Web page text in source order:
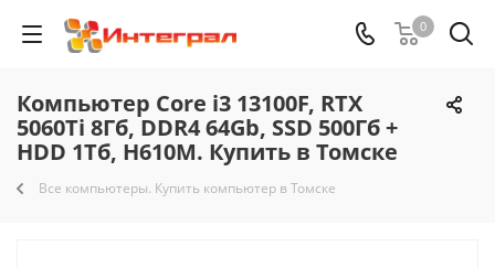
0
Компьютер Core i3 13100F, RTX
5060Ti 8Гб, DDR4 64Gb, SSD 500Гб +
HDD 1Тб, H610M. Купить в Томске
Все компьютеры. Купить компьютер в Томске